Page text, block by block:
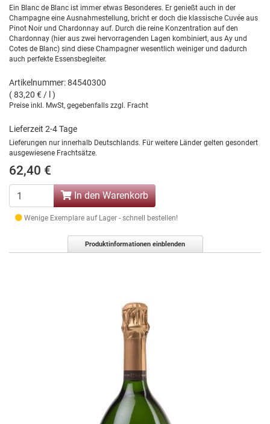
Ein Blanc de Blanc ist immer etwas Besonderes. Er genießt auch in der
Champagne eine Ausnahmestellung, bricht er doch die klassische Cuvée aus
Pinot Noir und Chardonnay auf. Durch die reine Konzentration auf den
Chardonnay (hier aus zwei hervorragenden Lagen kombiniert, aus Ay und
Cotes de Blanc) sind diese Champagner wesentlich weiniger und dadurch
auch perfekte Essensbegleiter.
Artikelnummer: 84540300
( 83,20 € / l )
Preise inkl. MwSt, gegebenfalls zzgl. Fracht
Lieferzeit 2-4 Tage
Lieferungen nur innerhalb Deutschlands. Für weitere Länder gelten gesondert
ausgewiesene Frachtsätze.
62,40 €
In den Warenkorb
Wenige Exemplare auf Lager - schnell bestellen!
Produktinformationen einblenden